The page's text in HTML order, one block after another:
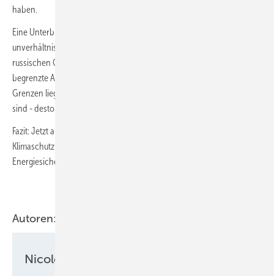
haben.
Eine Unterbrechung der russischen Gasexporte würde sich
unverhältnismäßig stark auf Europa auswirken, da etwa 70 % der
russischen Gasexporte hierher gelangen und der Kontinent nur über
begrenzte Alternativen verfügt. Je näher die Länder an Russlands
Grenzen liegen - vor allem diejenigen, die nicht von Bergen gesäumt
sind - desto größer ist die Abhängigkeit von russischem Gas.“
Fazit: Jetzt auf erneuerbare Energien zu setzen, ist nicht nur für den
Klimaschutz das Gebot der Stunde, sondern auch für unsere
Energiesicherheit.
Autoren:
Nicole Weinhold